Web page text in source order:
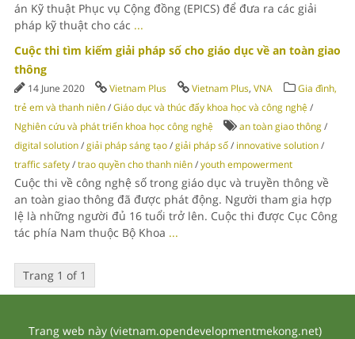
án Kỹ thuật Phục vụ Cộng đồng (EPICS) để đưa ra các giải
pháp kỹ thuật cho các ...
Cuộc thi tìm kiếm giải pháp số cho giáo dục về an toàn giao
thông
14 June 2020 Vietnam Plus Vietnam Plus, VNA
Gia đình,
trẻ em và thanh niên/Giáo dục và thúc đẩy khoa học và công nghệ /
Nghiên cứu và phát triển khoa học công nghệ
an toàn giao thông/
digital solution/giải pháp sáng tạo/giải pháp số/ innovative solution/
traffic safety/trao quyền cho thanh niên/youth empowerment
Cuộc thi về công nghệ số trong giáo dục và truyền thông về
an toàn giao thông đã được phát động. Người tham gia hợp
lệ là những người đủ 16 tuổi trở lên. Cuộc thi được Cục Công
tác phía Nam thuộc Bộ Khoa ...
Trang 1 of 1
Trang web này (vietnam.opendevelopmentmekong.net)